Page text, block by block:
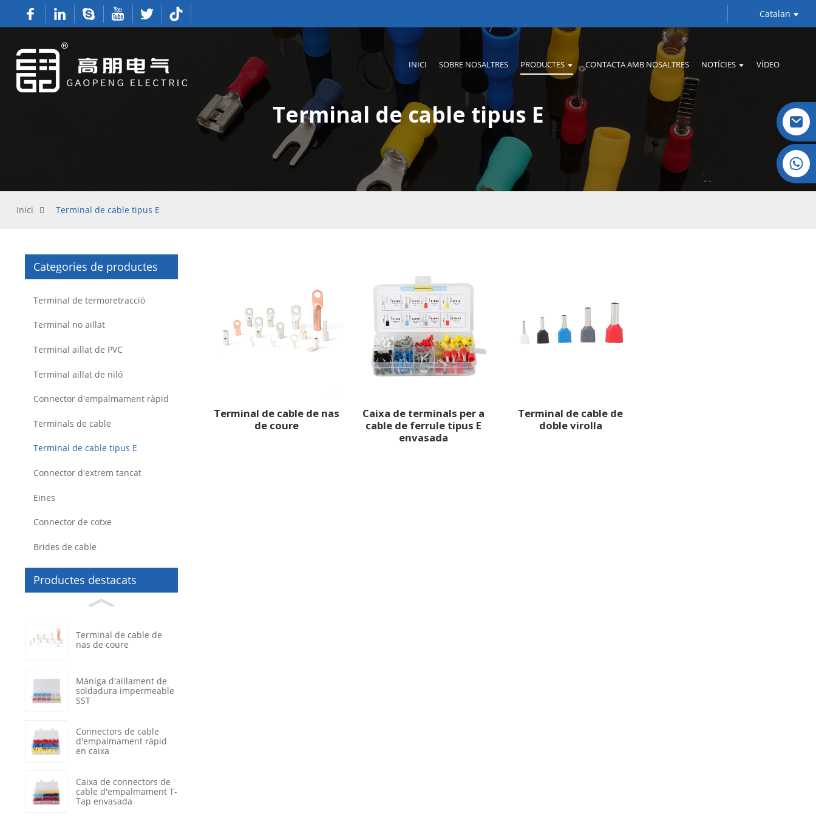
Catalan
INICI SOBRE NOSALTRES PRODUCTES CONTACTA AMB NOSALTRES NOTÍCIES VÍDEO
Cristall: +86 19032081821
Terminal de cable tipus E
Inici Terminal de cable tipus E
Categories de productes
Terminal de termoretracció
Terminal no aïllat
Terminal aïllat de PVC
Terminal aïllat de niló
Connector d'empalmament ràpid
Terminals de cable
Terminal de cable tipus E
Connector d'extrem tancat
Eines
Connector de cotxe
Brides de cable
Productes destacats
Terminal de cable de
nas de coure
Màniga d'aïllament de
soldadura impermeable
SST
Connectors de cable
d'empalmament ràpid
en caixa
Caixa de connectors de
cable d'empalmament T-
Tap envasada
Terminal de cable de nas
de coure
Caixa de terminals per a
cable de ferrule tipus E
envasada
Terminal de cable de
doble virolla